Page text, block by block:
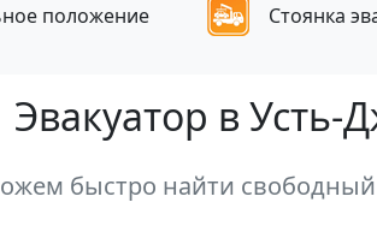
положение Стоянка
Эвакуатор в
быстро найти свободный